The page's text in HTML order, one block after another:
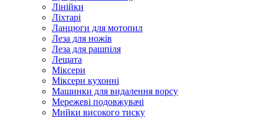
Лінійки
Ліхтарі
Ланцюги для мотопил
Леза для ножів
Леза для рашпіля
Лещата
Міксери
Міксери кухонні
Машинки для видалення ворсу
Мережеві подовжувачі
Мийки високого тиску